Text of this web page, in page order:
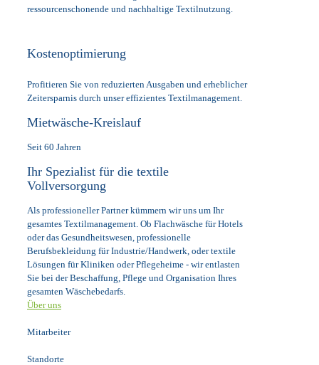
ressourcenschonende und nachhaltige Textilnutzung.
Kostenoptimierung
Profitieren Sie von reduzierten Ausgaben und erheblicher
Zeitersparnis durch unser effizientes Textilmanagement.
Mietwäsche-Kreislauf
Seit 60 Jahren
Ihr Spezialist für die textile
Vollversorgung
Als professioneller Partner kümmern wir uns um Ihr
gesamtes Textilmanagement. Ob Flachwäsche für Hotels
oder das Gesundheitswesen, professionelle
Berufsbekleidung für Industrie/Handwerk, oder textile
Lösungen für Kliniken oder Pflegeheime - wir entlasten
Sie bei der Beschaffung, Pflege und Organisation Ihres
gesamten Wäschebedarfs.
Über uns
Mitarbeiter
Standorte